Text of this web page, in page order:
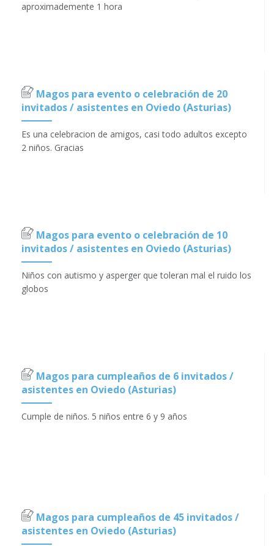
aproximademente 1 hora
Magos para evento o celebración de 20
invitados / asistentes en Oviedo (Asturias)
Es una celebracion de amigos, casi todo adultos excepto
2 niños. Gracias
Magos para evento o celebración de 10
invitados / asistentes en Oviedo (Asturias)
Niños con autismo y asperger que toleran mal el ruido los
globos
Magos para cumpleaños de 6 invitados /
asistentes en Oviedo (Asturias)
Cumple de niños. 5 niños entre 6 y 9 años
Magos para cumpleaños de 45 invitados /
asistentes en Oviedo (Asturias)